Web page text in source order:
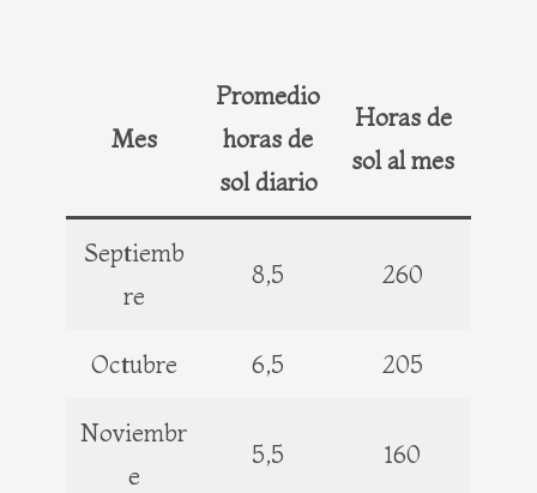
Mes
Promedio
horas de
sol diario
Horas de
sol al mes
Septiemb
re
8,5 260
Octubre 6,5 205
Noviembr
e
5,5 160